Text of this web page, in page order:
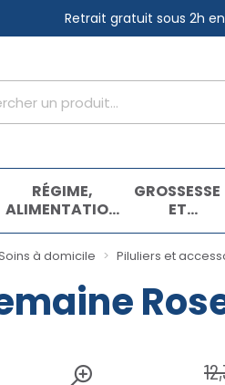
Retrait gratuit sous 2h
service
RÉGIME,
ALIMENTATION
& VITAMINES
GROSSESSE
ET
ENFANTS
à domicile Piluliers et
12,